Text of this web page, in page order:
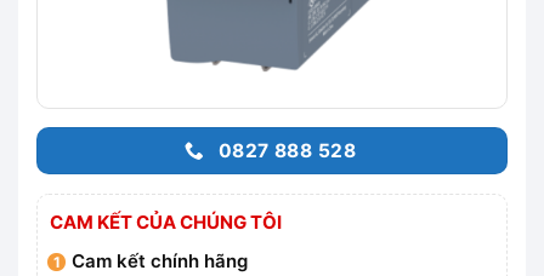
0827 888 528
CAM KẾT CỦA CHÚNG TÔI
Cam kết chính hãng